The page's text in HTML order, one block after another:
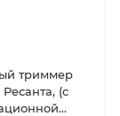
триммер
(с